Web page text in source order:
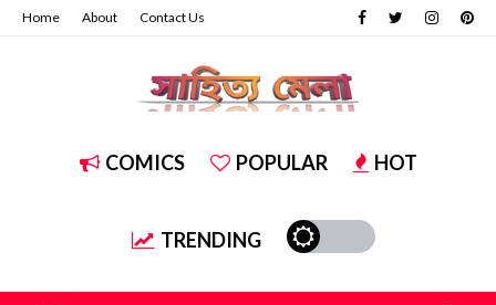
Home About Contact Us
COMICS POPULAR HOT
TRENDING